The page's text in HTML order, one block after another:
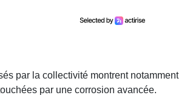
par la collectivité montrent notamment
par une corrosion avancée.